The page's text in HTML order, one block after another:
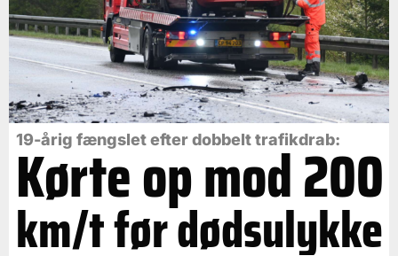
19-årig fængslet efter dobbelt trafikdrab:
Kørte op mod 200
km/t før dødsulykke